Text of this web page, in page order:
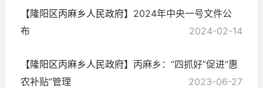
【隆阳区丙麻乡人民政府】 2024年中央一号文件公
布
2024-02-14
【隆阳区丙麻乡人民政府】 丙麻乡：“四抓好”促进“惠
农补贴”管理
2023-06-27